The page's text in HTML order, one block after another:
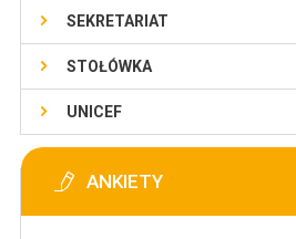
SEKRETARIAT
STOŁÓWKA
UNICEF
ANKIETY